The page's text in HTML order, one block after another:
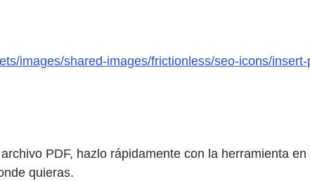
images/shared-images/frictionless/seo-icons/
PDF, hazlo rápidamente con la herramienta
quieras.